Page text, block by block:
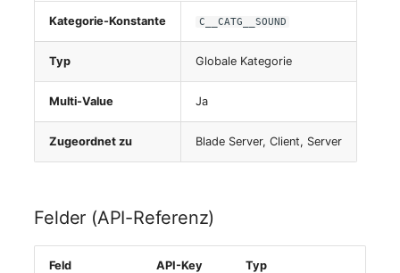
Service
SIM-Karte
Speichersystem
Stacking
Stadt
Kategorie-Konstante C__CATG__SOUND
Typ Globale Kategorie
Multi-Value Ja
Zugeordnet zu Blade Server, Client, Server
Felder (API-Referenz)
Feld API-Key Typ